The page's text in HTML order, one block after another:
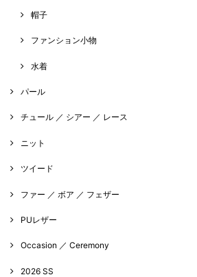
帽子
ファンション小物
水着
パール
チュール ／ シアー ／ レース
ニット
ツイード
ファー ／ ボア ／ フェザー
PUレザー
Occasion ／ Ceremony
2026 SS